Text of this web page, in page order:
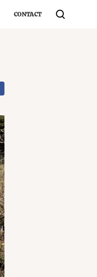
CONTACT